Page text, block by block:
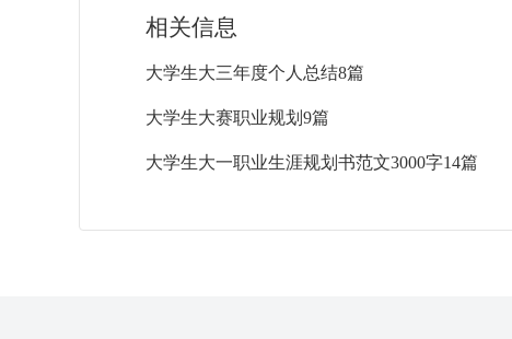
相关信息
大学生大三年度个人总结8篇
大学生大赛职业规划9篇
大学生大一职业生涯规划书范文3000字14篇